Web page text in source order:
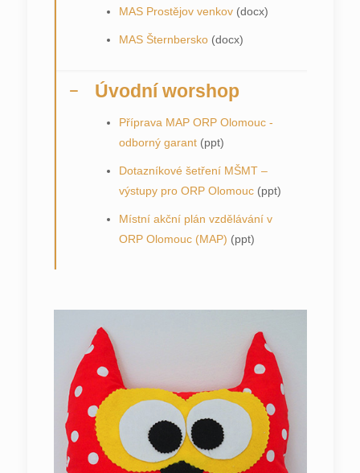
MAS Prostějov venkov(docx)
MAS Šternbersko(docx)
Úvodní worshop
Příprava MAP ORP Olomouc -
odborný garant(ppt)
Dotazníkové šetření MŠMT –
výstupy pro ORP Olomouc(ppt)
Místní akční plán vzdělávání v
ORP Olomouc (MAP) (ppt)